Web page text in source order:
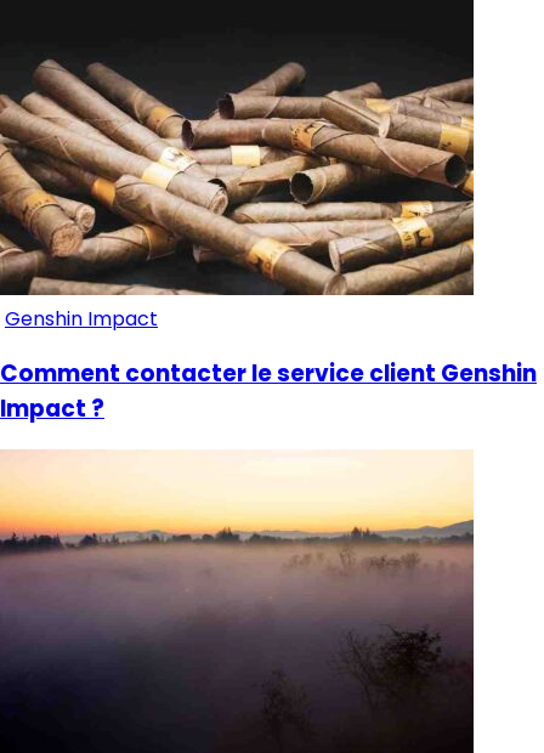
Genshin Impact
Comment contacter le service client Genshin
Impact ?